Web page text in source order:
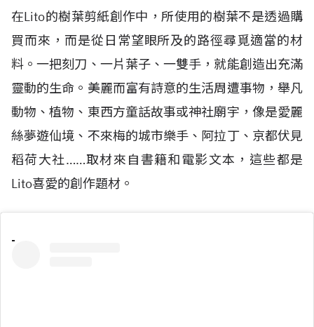
在Lito的樹葉剪紙創作中，所使用的樹葉不是透過購
買而來，而是從日常望眼所及的路徑尋覓適當的材
料。一把刻刀、一片葉子、一雙手，就能創造出充滿
靈動的生命。美麗而富有詩意的生活周遭事物，舉凡
動物、植物、東西方童話故事或神社廟宇，像是愛麗
絲夢遊仙境、不來梅的城市樂手、阿拉丁、京都伏見
稻荷大社……取材來自書籍和電影文本，這些都是
Lito喜愛的創作題材。